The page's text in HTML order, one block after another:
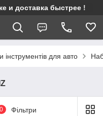
и доставка быстрее !
інструментів для авто
0 Фільтри